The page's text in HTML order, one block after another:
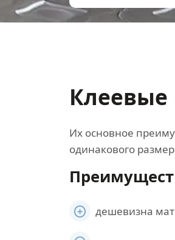
Клеевые
Их основное
одинакового
дешевизна